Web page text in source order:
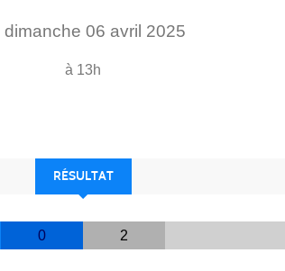
dimanche 06 avril 2025
à 13h
RÉSULTAT
0 2